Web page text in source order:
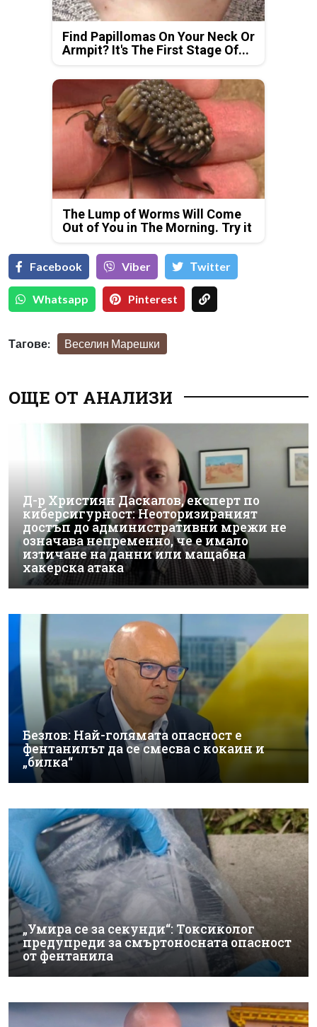
Find Papillomas On Your Neck Or
Armpit? It's The First Stage Of...
The Lump of Worms Will Come
Out of You in The Morning. Try it
Facebook Viber Тwitter
Whatsapp Pinterest
Тагове: Веселин Марешки
ОЩЕ ОТ АНАЛИЗИ
Д-р Християн Даскалов, експерт по
киберсигурност: Неоторизираният
достъп до административни мрежи не
означава непременно, че е имало
изтичане на данни или мащабна
хакерска атака
Безлов: Най-голямата опасност е
фентанилът да се смесва с кокаин и
„билка“
„Умира се за секунди“: Токсиколог
предупреди за смъртоносната опасност
от фентанила